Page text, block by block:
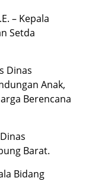
– Kepala
Setda
Dinas
Anak,
Berencana
Barat.
Bidang